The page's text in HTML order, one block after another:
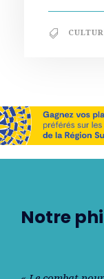
Notre